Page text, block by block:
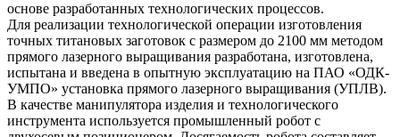
основе разработанных технологических процессов.
Для реализации технологической операции изготовления
точных титановых заготовок с размером до 2100 мм методом
прямого лазерного выращивания разработана, изготовлена,
испытана и введена в опытную эксплуатацию на ПАО «ОДК-
УМПО» установка прямого лазерного выращивания (УПЛВ).
В качестве манипулятора изделия и технологического
инструмента используется промышленный робот с